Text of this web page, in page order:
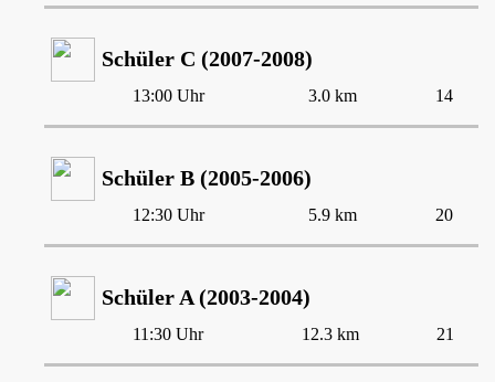
Schüler C (2007-2008)
13:00 Uhr 3.0 km 14
Schüler B (2005-2006)
12:30 Uhr 5.9 km 20
Schüler A (2003-2004)
11:30 Uhr 12.3 km 21